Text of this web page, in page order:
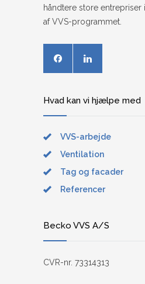
håndtere ​store
af VVS-programmet.
Hvad kan vi hjælpe med
VVS-arbejde
Ventilation
Tag og facader
Referencer
Becko VVS A/S
CVR-nr. 73314313